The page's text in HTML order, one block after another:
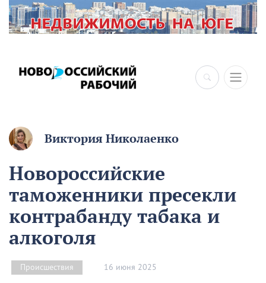
×
Виктория Николаенко
Новороссийские
таможенники пресекли
контрабанду табака и
алкоголя
Происшествия 16 июня 2025